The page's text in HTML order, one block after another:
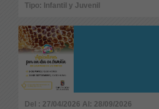
Tipo: Infantil y Juvenil
Del : 27/04/2026 Al: 28/09/2026